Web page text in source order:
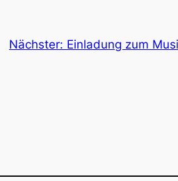
Nächster: Einladung zum